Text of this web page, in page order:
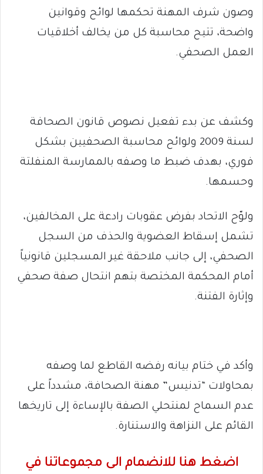
وصون شرف المهنة تحكمها لوائح وقوانين
واضحة، تتيح محاسبة كل من يخالف أخلاقيات
العمل الصحفي.
وكشف عن بدء تفعيل نصوص قانون الصحافة
لسنة 2009 ولوائح محاسبة الصحفيين بشكل
فوري، بهدف ضبط ما وصفه بالممارسة المنفلتة
وحسمها.
ولوّح الاتحاد بفرض عقوبات رادعة على المخالفين،
تشمل إسقاط العضوية والحذف من السجل
الصحفي، إلى جانب ملاحقة غير المسجلين قانونياً
أمام المحكمة المختصة بتهم انتحال صفة صحفي
وإثارة الفتنة.
وأكد في ختام بيانه رفضه القاطع لما وصفه
بمحاولات “تدنيس” مهنة الصحافة، مشدداً على
عدم السماح لمنتحلي الصفة بالإساءة إلى تاريخها
القائم على النزاهة والاستنارة.
اضغط هنا للانضمام الى مجموعاتنا في